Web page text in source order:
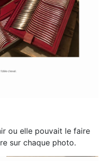
ou elle pouvait le faire
sur chaque photo.